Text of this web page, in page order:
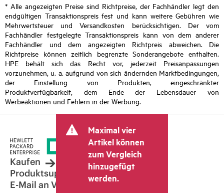
* Alle angezeigten Preise sind Richtpreise, der Fachhändler legt den
endgültigen Transaktionspreis fest und kann weitere Gebühren wie
Mehrwertsteuer und Versandkosten berücksichtigen. Der vom
Fachhändler festgelegte Transaktionspreis kann von dem anderer
Fachhändler und dem angezeigten Richtpreis abweichen. Die
Richtpreise können zeitlich begrenzte Sonderangebote enthalten.
HPE behält sich das Recht vor, jederzeit Preisanpassungen
vorzunehmen, u. a. aufgrund von sich ändernden Marktbedingungen,
der Einstellung von Produkten, eingeschränkter
Produktverfügbarkeit, dem Ende der Lebensdauer von
Werbeaktionen und Fehlern in der Werbung.
Maximal vier
Artikel können
zum Vergleich
hinzugefügt
werden.
Kaufen
Produktsupport
E-Mail an Vertrieb